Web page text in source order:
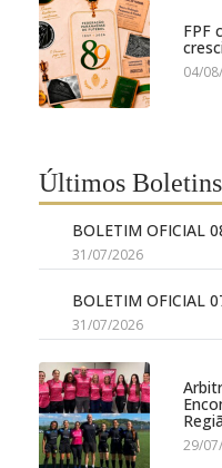
FPF
04/
Últimos Boletins
BOLETIM OFICIAL
31/07/2026
BOLETIM OFICIAL
31/07/2026
29/